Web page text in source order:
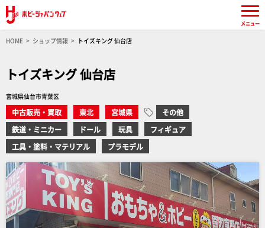
HOME ショップ情報 トイズキング 仙台店
トイズキング 仙台店
宮城県仙台市青葉区
中古販売・買取 東北 宮城県
その他
鉄道・ミニカー
ドール 玩具
フィギュア
工具・塗料・マテリアル
プラモデル
メニュー